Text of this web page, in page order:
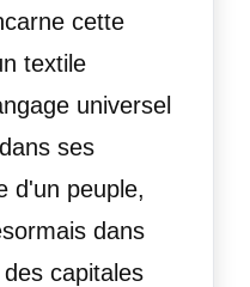
cette
textile
universel
ses
d'un peuple,
dans
capitales